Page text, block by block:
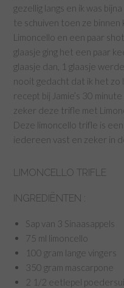
gezellig langs en ik was
te schuiven toen ze binnen
Limoncello en een paar
glaasje ging het een paar
glaasje dan, 1 glaasje
nooit gedacht dat ik het zo
recept bij Jamie’s 30
zeker deze trifle met
Deze limoncello trifle is
iedereen vast en zeker in
LIMONCELLO TRIFLE
INGREDIËNTEN :
Sap van 3 Sinaasappels
75 ml limoncello
100 gram lange vingers
350 gram mascarpone
2 1/2 eetlepel